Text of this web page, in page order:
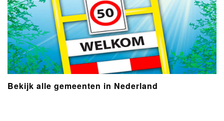
Bekijk alle gemeenten in Nederland